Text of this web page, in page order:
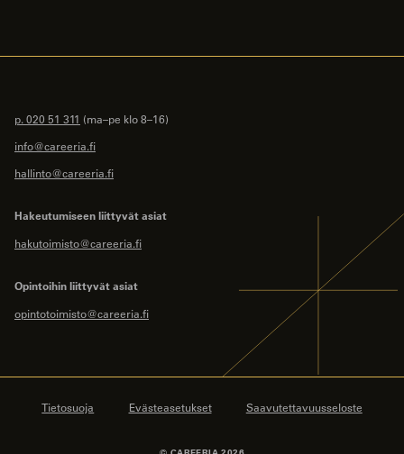
p. 020 51 311 (ma–pe klo 8–16)
info@careeria.fi
hallinto@careeria.fi
Hakeutumiseen liittyvät asiat
hakutoimisto@careeria.fi
Opintoihin liittyvät asiat
opintotoimisto@careeria.fi
Tietosuoja Evästeasetukset Saavutettavuusseloste